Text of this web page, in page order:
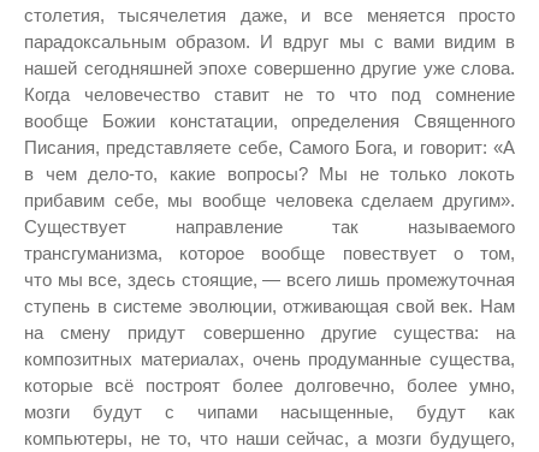
столетия, тысячелетия даже, и все меняется просто
парадоксальным образом. И вдруг мы с вами видим в
нашей сегодняшней эпохе совершенно другие уже слова.
Когда человечество ставит не то что под сомнение
вообще Божии констатации, определения Священного
Писания, представляете себе, Самого Бога, и говорит: «А
в чем дело-то, какие вопросы? Мы не только локоть
прибавим себе, мы вообще человека сделаем другим».
Существует направление так называемого
трансгуманизма, которое вообще повествует о том,
что мы все, здесь стоящие, — всего лишь промежуточная
ступень в системе эволюции, отживающая свой век. Нам
на смену придут совершенно другие существа: на
композитных материалах, очень продуманные существа,
которые всё построят более долговечно, более умно,
мозги будут с чипами насыщенные, будут как
компьютеры, не то, что наши сейчас, а мозги будущего,